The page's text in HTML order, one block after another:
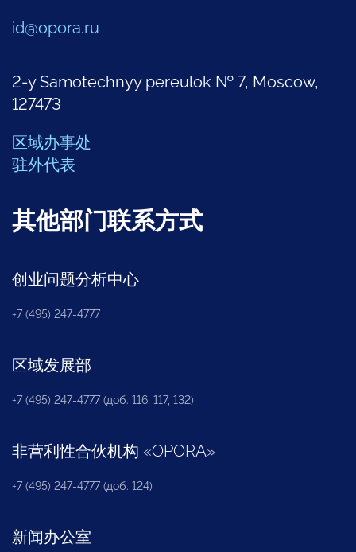
id@opora.ru
2-y Samotechnyy pereulok № 7, Moscow,
127473
区域办事处
驻外代表
其他部门联系方式
创业问题分析中心
+7 (495) 247-4777
区域发展部
+7 (495) 247-4777 (доб. 116, 117, 132)
非营利性合伙机构 «OPORA»
+7 (495) 247-4777 (доб. 124)
新闻办公室